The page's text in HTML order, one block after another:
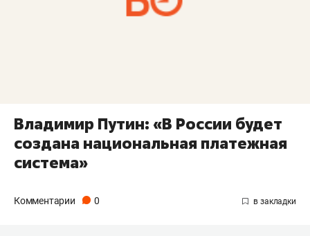
Владимир Путин: «В России будет
создана национальная платежная
система»
Комментарии 0